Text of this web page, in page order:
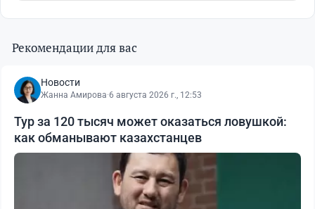
Рекомендации для вас
Новости
Жанна Амирова·6 августа 2026 г., 12:53
Тур за 120 тысяч может оказаться ловушкой:
как обманывают казахстанцев